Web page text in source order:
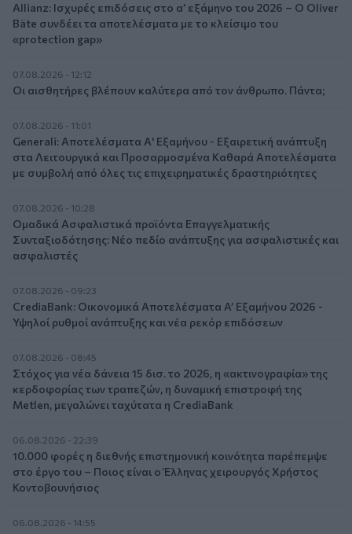
Allianz: Ισχυρές επιδόσεις στο α’ εξάμηνο του 2026 – Ο Oliver
Bäte συνδέει τα αποτελέσματα με το κλείσιμο του
«protection gap»
07.08.2026 - 12:12
Οι αισθητήρες βλέπουν καλύτερα από τον άνθρωπο. Πάντα;
07.08.2026 - 11:01
Generali: Αποτελέσματα Α' Εξαμήνου - Εξαιρετική ανάπτυξη
στα Λειτουργικά και Προσαρμοσμένα Καθαρά Αποτελέσματα
με συμβολή από όλες τις επιχειρηματικές δραστηριότητες
07.08.2026 - 10:28
Ομαδικά Ασφαλιστικά προϊόντα Επαγγελματικής
Συνταξιοδότησης: Νέο πεδίο ανάπτυξης για ασφαλιστικές και
ασφαλιστές
07.08.2026 - 09:23
CrediaBank: Οικονομικά Αποτελέσματα A’ Εξαμήνου 2026 -
Υψηλοί ρυθμοί ανάπτυξης και νέα ρεκόρ επιδόσεων
07.08.2026 - 08:45
Στόχος για νέα δάνεια 15 δισ. το 2026, η «ακτινογραφία» της
κερδοφορίας των τραπεζών, η δυναμική επιστροφή της
Metlen, μεγαλώνει ταχύτατα η CrediaBank
06.08.2026 - 22:39
10.000 φορές η διεθνής επιστημονική κοινότητα παρέπεμψε
στο έργο του – Ποιος είναι ο Έλληνας χειρουργός Χρήστος
Κοντοβουνήσιος
06.08.2026 - 14:55